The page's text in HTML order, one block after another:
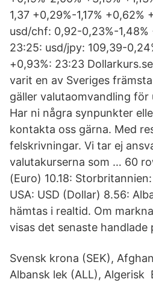
1,37 +0,29%-1,17% +0,62%
usd/chf: 0,92-0,23%-1,48%
23:25: usd/jpy: 109,39-
+0,93%: 23:23
varit en av Sveriges
gäller valutaomvandling för
Har ni några synpunkter
kontakta oss gärna. Med
felskrivningar. Vi tar ej
valutakurserna som … 60
(Euro) 10.18: Storbritannien:
USA: USD (Dollar) 8.56:
hämtas i realtid. Om
visas det senaste handlade
Svensk krona (SEK),
Albansk lek (ALL), Algerisk